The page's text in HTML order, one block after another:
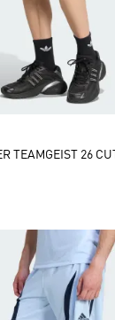
TEAMGEIST 26